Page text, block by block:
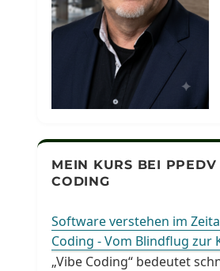
MEIN KURS BEI
CODING
Software verstehen im
Coding - Vom Blindflug zur
„Vibe Coding“ bedeutet